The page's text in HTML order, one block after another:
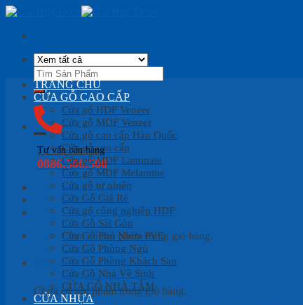
Skip
content
Tìm
kiếm:
Tư vấn bán hàng
0886.500.500
Chưa có sản phẩm trong giỏ hàng.
Giỏ hàng
Chưa có sản phẩm trong giỏ hàng.
TRANG CHỦ
CỬA GỖ CAO CẤP
Cửa gỗ HDF Veneer
Cửa gỗ MDF Veneer
Cửa gỗ cao cấp Hàn Quốc
Cửa gỗ cao cấp
Cửa gỗ MDF Laminate
Cửa gỗ MDF Melamine
Cửa gỗ tự nhiên
Cửa Gỗ Giá Rẻ
Cửa gỗ công nghiệp HDF
Cửa Gỗ Sài Gòn
Cửa Gỗ Phủ Nhựa PVC
Cửa Gỗ Phòng Ngủ
Cửa Gỗ Phòng Khách Sạn
Cửa Gỗ Nhà Vệ Sinh
CỬA GỖ NHÀ TẮM
CỬA NHỰA